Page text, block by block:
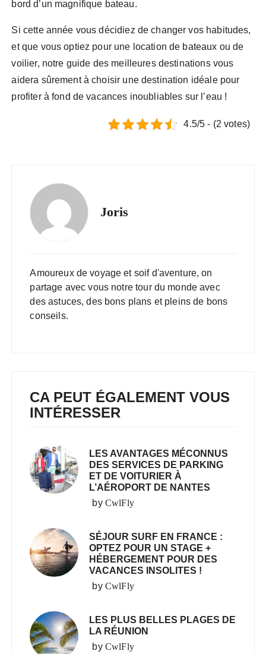
bord d’un magnifique bateau.
Si cette année vous décidiez de changer vos habitudes,
et que vous optiez pour une location de bateaux ou de
voilier, notre guide des meilleures destinations vous
aidera sûrement à choisir une destination idéale pour
profiter à fond de vacances inoubliables sur l’eau !
4.5/5 - (2 votes)
Joris
Amoureux de voyage et soif d'aventure, on
partage avec vous notre tour du monde avec
des astuces, des bons plans et pleins de bons
conseils.
CA PEUT ÉGALEMENT VOUS
INTÉRESSER
LES AVANTAGES MÉCONNUS
DES SERVICES DE PARKING
ET DE VOITURIER À
L’AÉROPORT DE NANTES
by CwlFly
SÉJOUR SURF EN FRANCE :
OPTEZ POUR UN STAGE +
HÉBERGEMENT POUR DES
VACANCES INSOLITES !
by CwlFly
LES PLUS BELLES PLAGES DE
LA RÉUNION
by CwlFly